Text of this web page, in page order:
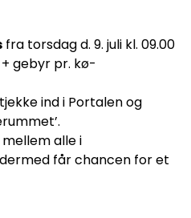
fra torsdag d. 9. juli kl. 09.00
+ gebyr pr. kø-
ind i Portalen og
alle i
får chancen for et